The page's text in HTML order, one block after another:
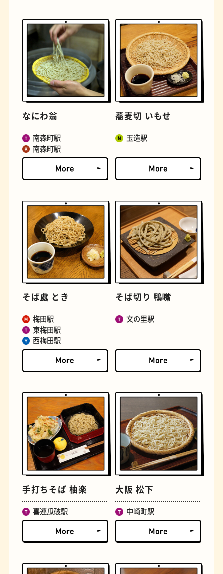
古着 お好み焼き
握り寿司 花屋
定食
文学碑 ジェラート
なにわ翁
南森町駅
南森町駅
蕎麦切 いもせ
玉造駅
そば處 とき
梅田駅
東梅田駅
西梅田駅
そば切り 鴨嘴
文の里駅
手打ちそば 柚楽
喜連瓜破駅
大阪 松下
中崎町駅